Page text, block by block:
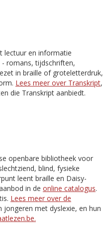
lectuur en informatie
romans, tijdschriften,
in braille of groteletterdruk,
Lees meer over Transkript,
die Transkript aanbiedt.
openbare bibliotheek voor
blind, fysieke
leent braille en Daisy-
in de online catalogus.
Lees meer over de
jongeren met dyslexie, en hun